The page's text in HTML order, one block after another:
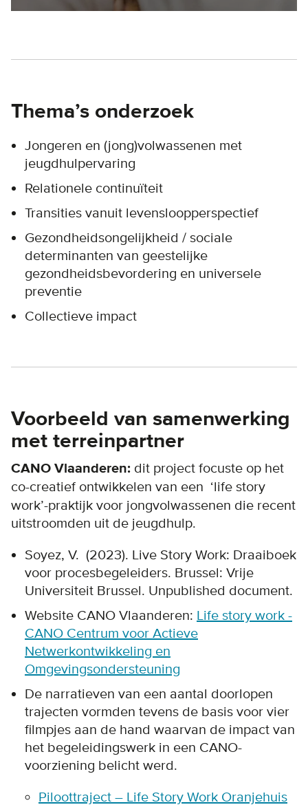
Thema’s onderzoek
Jongeren en (jong)volwassenen met
jeugdhulpervaring
Relationele continuïteit
Transities vanuit levensloopperspectief
Gezondheidsongelijkheid / sociale
determinanten van geestelijke
gezondheidsbevordering en universele
preventie
Collectieve impact
Voorbeeld van samenwerking
met terreinpartner
CANO Vlaanderen: dit project focuste op het
co-creatief ontwikkelen van een ‘life story
work’-praktijk voor jongvolwassenen die recent
uitstroomden uit de jeugdhulp.
Soyez, V. (2023). Live Story Work: Draaiboek
voor procesbegeleiders. Brussel: Vrije
Universiteit Brussel. Unpublished document.
Website CANO Vlaanderen: Life story work -
CANO Centrum voor Actieve
Netwerkontwikkeling en
Omgevingsondersteuning
De narratieven van een aantal doorlopen
trajecten vormden tevens de basis voor vier
filmpjes aan de hand waarvan de impact van
het begeleidingswerk in een CANO-
voorziening belicht werd.
Piloottraject – Life Story Work Oranjehuis